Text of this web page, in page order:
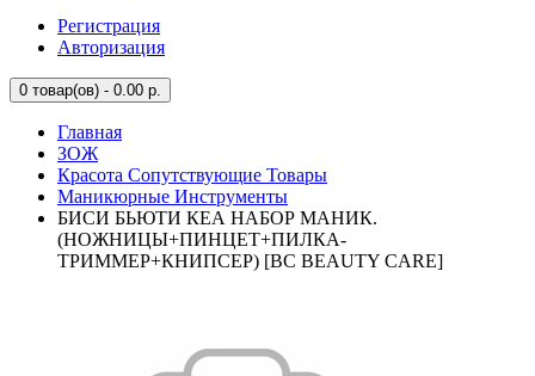
Регистрация
Авторизация
0 товар(ов) - 0.00 р.
Главная
ЗОЖ
Красота Сопутствующие Товары
Маникюрные Инструменты
БИСИ БЬЮТИ КЕА НАБОР МАНИК.
(НОЖНИЦЫ+ПИНЦЕТ+ПИЛКА-
ТРИММЕР+КНИПСЕР) [BC BEAUTY CARE]